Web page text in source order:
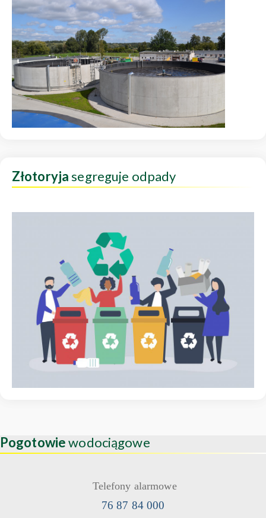
Złotoryjasegreguje odpady
Pogotowiewodociągowe
Telefony alarmowe
76 87 84 000